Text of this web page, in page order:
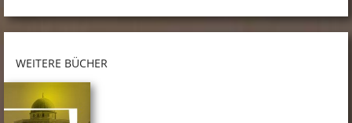
WEITERE BÜCHER